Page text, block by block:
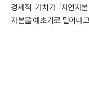
경제적 가치가 ‘자연자
자본을 예초기로 밀어내